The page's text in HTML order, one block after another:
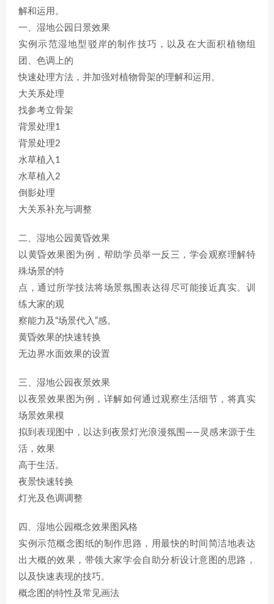
解和运用。
一、湿地公园日景效果
实例示范湿地型驳岸的制作技巧，以及在大面积植物组
团、色调上的
快速处理方法，并加强对植物骨架的理解和运用。
大关系处理
找参考立骨架
背景处理1
背景处理2
水草植入1
水草植入2
倒影处理
大关系补充与调整
二、湿地公园黄昏效果
以黄昏效果图为例，帮助学员举一反三，学会观察理解特
殊场景的特
点，通过所学技法将场景氛围表达得尽可能接近真实。训
练大家的观
察能力及“场景代入”感。
黄昏效果的快速转换
无边界水面效果的设置
三、湿地公园夜景效果
以夜景效果图为例，详解如何通过观察生活细节，将真实
场景效果模
拟到表现图中，以达到夜景灯光浪漫氛围——灵感来源于生
活，效果
高于生活。
夜景快速转换
灯光及色调调整
四、湿地公园概念效果图风格
实例示范概念图纸的制作思路，用最快的时间简洁地表达
出大概的效果，带领大家学会自助分析设计意图的思路，
以及快速表现的技巧。
概念图的特性及常见画法